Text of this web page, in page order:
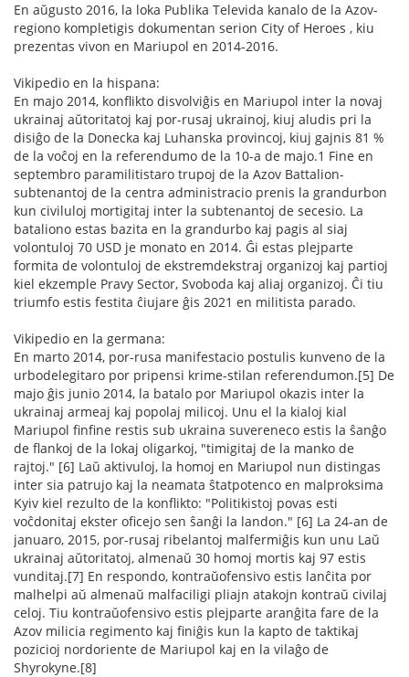
En aŭgusto 2016, la loka Publika Televida kanalo de la Azov-
regiono kompletigis dokumentan serion City of Heroes , kiu
prezentas vivon en Mariupol en 2014-2016.
Vikipedio en la hispana:
En majo 2014, konflikto disvolviĝis en Mariupol inter la novaj
ukrainaj aŭtoritatoj kaj por-rusaj ukrainoj, kiuj aludis pri la
disiĝo de la Donecka kaj Luhanska provincoj, kiuj gajnis 81 %
de la voĉoj en la referendumo de la 10-a de majo.1 Fine en
septembro paramilitistaro trupoj de la Azov Battalion-
subtenantoj de la centra administracio prenis la grandurbon
kun civiluloj mortigitaj inter la subtenantoj de secesio. La
bataliono estas bazita en la grandurbo kaj pagis al siaj
volontuloj 70 USD je monato en 2014. Ĝi estas plejparte
formita de volontuloj de ekstremdekstraj organizoj kaj partioj
kiel ekzemple Pravy Sector, Svoboda kaj aliaj organizoj. Ĉi tiu
triumfo estis festita ĉiujare ĝis 2021 en militista parado.
Vikipedio en la germana:
En marto 2014, por-rusa manifestacio postulis kunveno de la
urbodelegitaro por pripensi krime-stilan referendumon.[5] De
majo ĝis junio 2014, la batalo por Mariupol okazis inter la
ukrainaj armeaj kaj popolaj milicoj. Unu el la kialoj kial
Mariupol finfine restis sub ukraina suvereneco estis la ŝanĝo
de flankoj de la lokaj oligarkoj, "timigitaj de la manko de
rajtoj." [6] Laŭ aktivuloj, la homoj en Mariupol nun distingas
inter sia patrujo kaj la neamata ŝtatpotenco en malproksima
Kyiv kiel rezulto de la konflikto: "Politikistoj povas esti
voĉdonitaj ekster oficejo sen ŝanĝi la landon." [6] La 24-an de
januaro, 2015, por-rusaj ribelantoj malfermiĝis kun unu Laŭ
ukrainaj aŭtoritatoj, almenaŭ 30 homoj mortis kaj 97 estis
vunditaj.[7] En respondo, kontraŭofensivo estis lanĉita por
malhelpi aŭ almenaŭ malfaciligi pliajn atakojn kontraŭ civilaj
celoj. Tiu kontraŭofensivo estis plejparte aranĝita fare de la
Azov milicia regimento kaj finiĝis kun la kapto de taktikaj
pozicioj nordoriente de Mariupol kaj en la vilaĝo de
Shyrokyne.[8]